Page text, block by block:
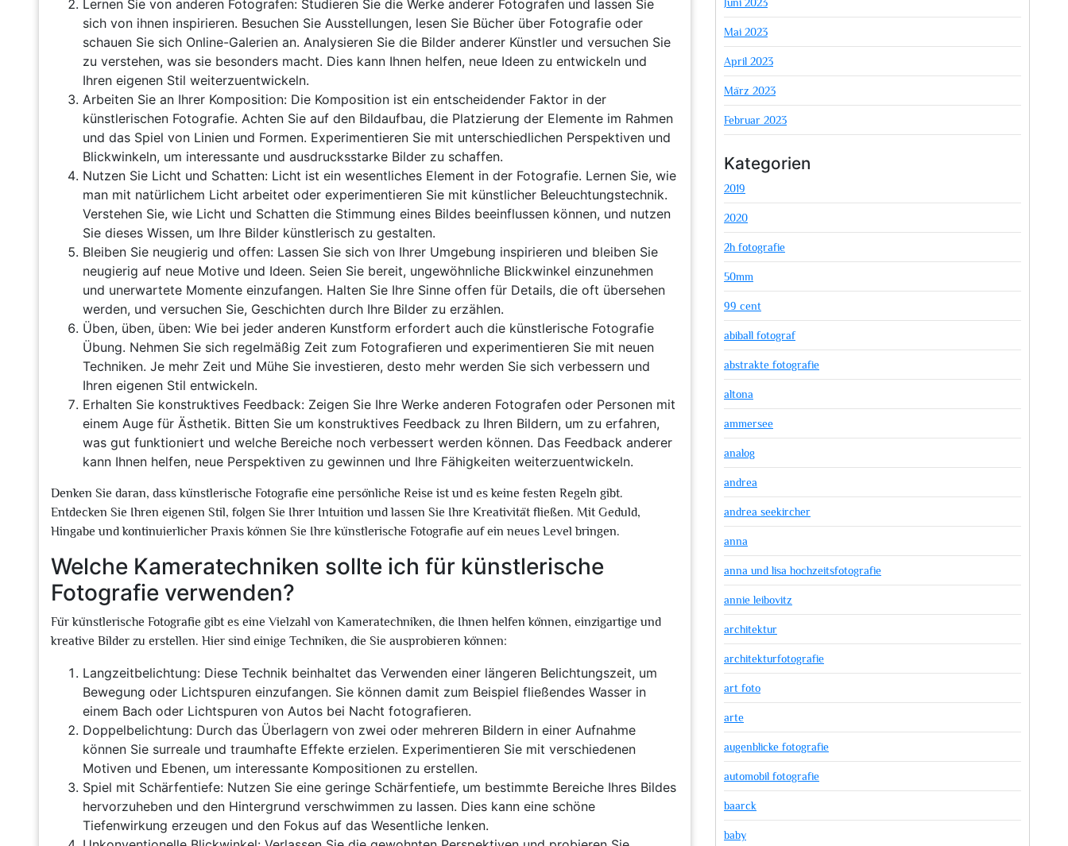
Lernen Sie von anderen Fotografen: Studieren Sie die Werke anderer Fotografen und lassen Sie
sich von ihnen inspirieren. Besuchen Sie Ausstellungen, lesen Sie Bücher über Fotografie oder
schauen Sie sich Online-Galerien an. Analysieren Sie die Bilder anderer Künstler und versuchen Sie
zu verstehen, was sie besonders macht. Dies kann Ihnen helfen, neue Ideen zu entwickeln und
Ihren eigenen Stil weiterzuentwickeln.
Arbeiten Sie an Ihrer Komposition: Die Komposition ist ein entscheidender Faktor in der
künstlerischen Fotografie. Achten Sie auf den Bildaufbau, die Platzierung der Elemente im Rahmen
und das Spiel von Linien und Formen. Experimentieren Sie mit unterschiedlichen Perspektiven und
Blickwinkeln, um interessante und ausdrucksstarke Bilder zu schaffen.
Nutzen Sie Licht und Schatten: Licht ist ein wesentliches Element in der Fotografie. Lernen Sie, wie
man mit natürlichem Licht arbeitet oder experimentieren Sie mit künstlicher Beleuchtungstechnik.
Verstehen Sie, wie Licht und Schatten die Stimmung eines Bildes beeinflussen können, und nutzen
Sie dieses Wissen, um Ihre Bilder künstlerisch zu gestalten.
Bleiben Sie neugierig und offen: Lassen Sie sich von Ihrer Umgebung inspirieren und bleiben Sie
neugierig auf neue Motive und Ideen. Seien Sie bereit, ungewöhnliche Blickwinkel einzunehmen
und unerwartete Momente einzufangen. Halten Sie Ihre Sinne offen für Details, die oft übersehen
werden, und versuchen Sie, Geschichten durch Ihre Bilder zu erzählen.
Üben, üben, üben: Wie bei jeder anderen Kunstform erfordert auch die künstlerische Fotografie
Übung. Nehmen Sie sich regelmäßig Zeit zum Fotografieren und experimentieren Sie mit neuen
Techniken. Je mehr Zeit und Mühe Sie investieren, desto mehr werden Sie sich verbessern und
Ihren eigenen Stil entwickeln.
Erhalten Sie konstruktives Feedback: Zeigen Sie Ihre Werke anderen Fotografen oder Personen mit
einem Auge für Ästhetik. Bitten Sie um konstruktives Feedback zu Ihren Bildern, um zu erfahren,
was gut funktioniert und welche Bereiche noch verbessert werden können. Das Feedback anderer
kann Ihnen helfen, neue Perspektiven zu gewinnen und Ihre Fähigkeiten weiterzuentwickeln.
Denken Sie daran, dass künstlerische Fotografie eine persönliche Reise ist und es keine festen Regeln gibt.
Entdecken Sie Ihren eigenen Stil, folgen Sie Ihrer Intuition und lassen Sie Ihre Kreativität fließen. Mit Geduld,
Hingabe und kontinuierlicher Praxis können Sie Ihre künstlerische Fotografie auf ein neues Level bringen.
Welche Kameratechniken sollte ich für künstlerische
Fotografie verwenden?
Für künstlerische Fotografie gibt es eine Vielzahl von Kameratechniken, die Ihnen helfen können, einzigartige und
kreative Bilder zu erstellen. Hier sind einige Techniken, die Sie ausprobieren können:
Langzeitbelichtung: Diese Technik beinhaltet das Verwenden einer längeren Belichtungszeit, um
Bewegung oder Lichtspuren einzufangen. Sie können damit zum Beispiel fließendes Wasser in
einem Bach oder Lichtspuren von Autos bei Nacht fotografieren.
Doppelbelichtung: Durch das Überlagern von zwei oder mehreren Bildern in einer Aufnahme
können Sie surreale und traumhafte Effekte erzielen. Experimentieren Sie mit verschiedenen
Motiven und Ebenen, um interessante Kompositionen zu erstellen.
Spiel mit Schärfentiefe: Nutzen Sie eine geringe Schärfentiefe, um bestimmte Bereiche Ihres Bildes
hervorzuheben und den Hintergrund verschwimmen zu lassen. Dies kann eine schöne
Tiefenwirkung erzeugen und den Fokus auf das Wesentliche lenken.
Mai 2023
April 2023
März 2023
Februar 2023
Kategorien
2019
2020
2h fotografie
50mm
99 cent
abiball fotograf
abstrakte fotografie
altona
ammersee
analog
andrea
andrea seekircher
anna
anna und lisa hochzeitsfotografie
annie leibovitz
architektur
architekturfotografie
art foto
arte
augenblicke fotografie
automobil fotografie
baarck
baby